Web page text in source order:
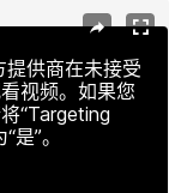
提供商在未接受
视频。如果您
“Targeting
”。